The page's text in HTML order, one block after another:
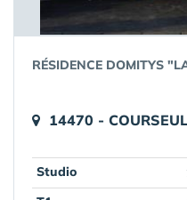
RÉSIDENCE DOMITYS
14470 -
Studio